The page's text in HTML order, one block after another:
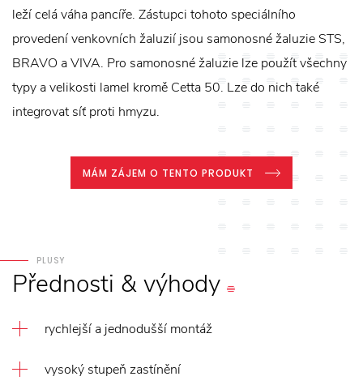
leží celá váha pancíře. Zástupci tohoto speciálního
provedení venkovních žaluzií jsou samonosné žaluzie STS,
BRAVO a VIVA. Pro samonosné žaluzie lze použít všechny
typy a velikosti lamel kromě Cetta 50. Lze do nich také
integrovat síť proti hmyzu.
MÁM ZÁJEM O TENTO PRODUKT
PLUSY
Přednosti &výhody
rychlejší a jednodušší montáž
vysoký stupeň zastínění